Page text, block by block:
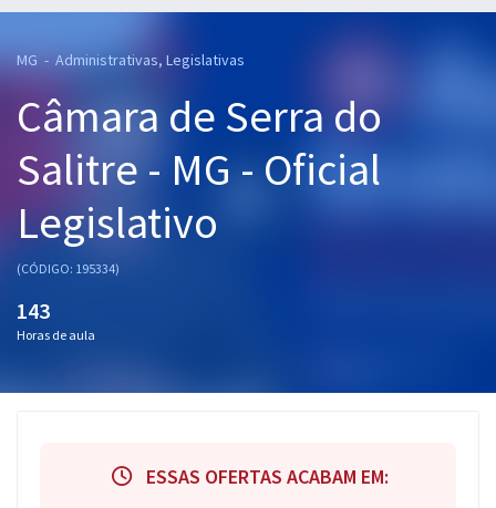
Cursos 20% OFF
Pós
Graduação
OAB
Mentorias
MG - Administrativas, Legislativas
Câmara de Serra do
Salitre - MG - Oficial
Legislativo
(CÓDIGO: 195334)
143
Horas de aula
ESSAS OFERTAS ACABAM EM: